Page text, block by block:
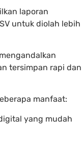
laporan
untuk diolah lebih
tersimpan rapi dan
manfaat:
yang mudah